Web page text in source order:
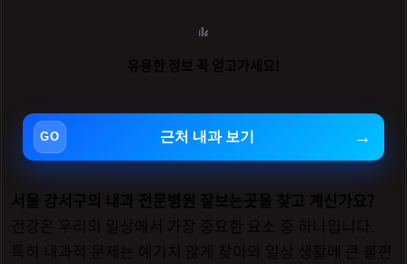
유용한 정보 꼭 얻고가세요!
근처 내과 보기
서울 강서구의 내과 전문병원 잘보는곳을 찾고 계신가요?
건강은 우리의 일상에서 가장 중요한 요소 중 하나입니다.
특히 내과적 문제는 예기치 않게 찾아와 일상 생활에 큰 불편